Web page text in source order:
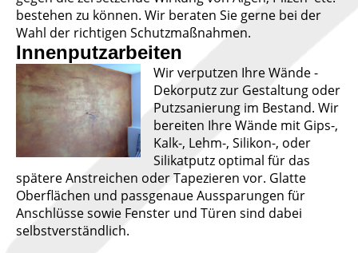
bestehen zu können. Wir beraten Sie gerne bei der
Wahl der richtigen Schutzmaßnahmen.
Innenputzarbeiten
Wir verputzen Ihre Wände -
Dekorputz zur Gestaltung oder
Putzsanierung im Bestand. Wir
bereiten Ihre Wände mit Gips-,
Kalk-, Lehm-, Silikon-, oder
Silikatputz optimal für das
spätere Anstreichen oder Tapezieren vor. Glatte
Oberflächen und passgenaue Aussparungen für
Anschlüsse sowie Fenster und Türen sind dabei
selbstverständlich.